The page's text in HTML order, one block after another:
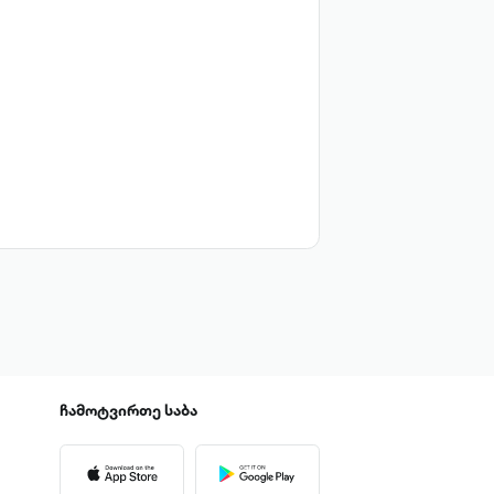
ჩამოტვირთესაბა